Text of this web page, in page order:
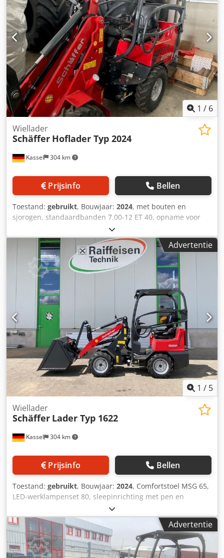
1 / 6
Kassel 304 km
Wiellader
Schäffer Hoflader Typ 2024
Prijsinfo Bellen
Toestand: gebruikt, Bouwjaar: 2024, met bouten en
sjorogen, standaardbanden 7.00-12 ET 40, opname voor
Hoflader-WS SWH / type SWH, hydraulische vergrendeling
dubbelwerkend met ROPS-veiligheidsdak, Kubota
dieselmotor / D1105, hydraulische werktuigvergrendeling,
contragewicht 73 kg, LED werklamp / achteraan Dsdpjtpgr
Iefx Anzjck
Advertentie
1 / 5
Kassel 304 km
Wiellader
Schäffer Lader Typ 1622
Prijsinfo Bellen
Toestand: gebruikt, Bouwjaar: 2024, Comfortstoel MSG 65,
LED-werklampenset 80, sleepinrichting met pen en
sjorogen, standaardbanden 23x8.50-12 AS, ET 60
aanbouwframe / yard loader-werktuigopname type SWH
hydraulische lichtgoedschep mini, hoekig 0,90 m, 315 l met
bestuurdersbeschermdak K Dsdpfxetvf Rdo Anzsck
Advertentie